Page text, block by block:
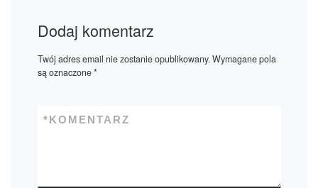
Dodaj komentarz
Twój adres email nie zostanie opublikowany. Wymagane pola
są oznaczone*
KOMENTARZ
*